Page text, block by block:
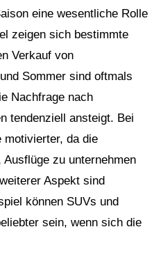
eine wesentliche Rolle
zeigen sich bestimmte
Verkauf von
Sommer sind oftmals
Nachfrage nach
tendenziell ansteigt. Bei
motivierter, da die
zu unternehmen
Aspekt sind
können SUVs und
sein, wenn sich die